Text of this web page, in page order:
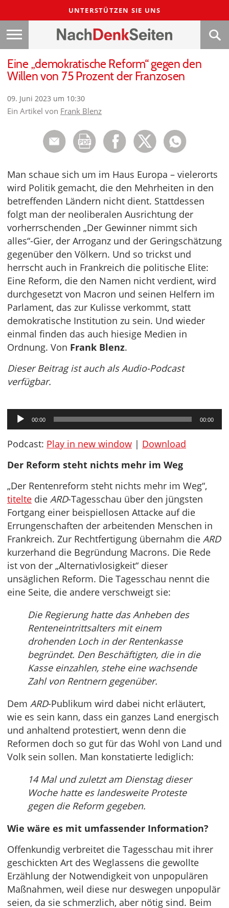
UNTERSTÜTZEN SIE UNS
Eine „demokratische Reform“ gegen den
Willen von 75 Prozent der Franzosen
09. Juni 2023 um 10:30
Ein Artikel von Frank Blenz
Man schaue sich um im Haus Europa – vielerorts
wird Politik gemacht, die den Mehrheiten in den
betreffenden Ländern nicht dient. Stattdessen
folgt man der neoliberalen Ausrichtung der
vorherrschenden „Der Gewinner nimmt sich
alles“-Gier, der Arroganz und der Geringschätzung
gegenüber den Völkern. Und so trickst und
herrscht auch in Frankreich die politische Elite:
Eine Reform, die den Namen nicht verdient, wird
durchgesetzt von Macron und seinen Helfern im
Parlament, das zur Kulisse verkommt, statt
demokratische Institution zu sein. Und wieder
einmal finden das auch hiesige Medien in
Ordnung. Von Frank Blenz.
Dieser Beitrag ist auch als Audio-Podcast
verfügbar.
Audio-
Player
00:00 00:00
Podcast: Play in new window | Download
Der Reform steht nichts mehr im Weg
„Der Rentenreform steht nichts mehr im Weg“,
titelte die ARD-Tagesschau über den jüngsten
Fortgang einer beispiellosen Attacke auf die
Errungenschaften der arbeitenden Menschen in
Frankreich. Zur Rechtfertigung übernahm die ARD
kurzerhand die Begründung Macrons. Die Rede
ist von der „Alternativlosigkeit“ dieser
unsäglichen Reform. Die Tagesschau nennt die
eine Seite, die andere verschweigt sie:
Die Regierung hatte das Anheben des
Renteneintrittsalters mit einem
drohenden Loch in der Rentenkasse
begründet. Den Beschäftigten, die in die
Kasse einzahlen, stehe eine wachsende
Zahl von Rentnern gegenüber.
Dem ARD-Publikum wird dabei nicht erläutert,
wie es sein kann, dass ein ganzes Land energisch
und anhaltend protestiert, wenn denn die
Reformen doch so gut für das Wohl von Land und
Volk sein sollen. Man konstatierte lediglich:
14 Mal und zuletzt am Dienstag dieser
Woche hatte es landesweite Proteste
gegen die Reform gegeben.
Wie wäre es mit umfassender Information?
Offenkundig verbreitet die Tagesschau mit ihrer
geschickten Art des Weglassens die gewollte
Erzählung der Notwendigkeit von unpopulären
Maßnahmen, weil diese nur deswegen unpopulär
seien, da sie schmerzlich, aber nötig sind. Beim